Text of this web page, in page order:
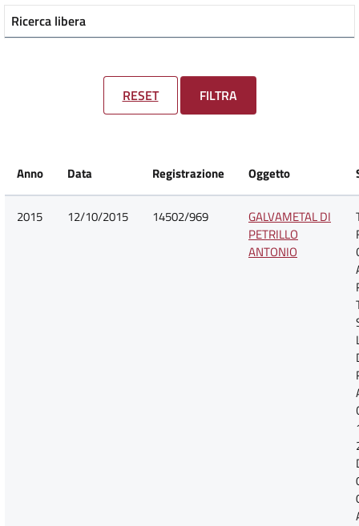
Ricerca libera
RESET FILTRA
Anno Data Registrazione Oggetto
2015 12/10/2015 14502/969
GALVAMETAL DI
PETRILLO
ANTONIO